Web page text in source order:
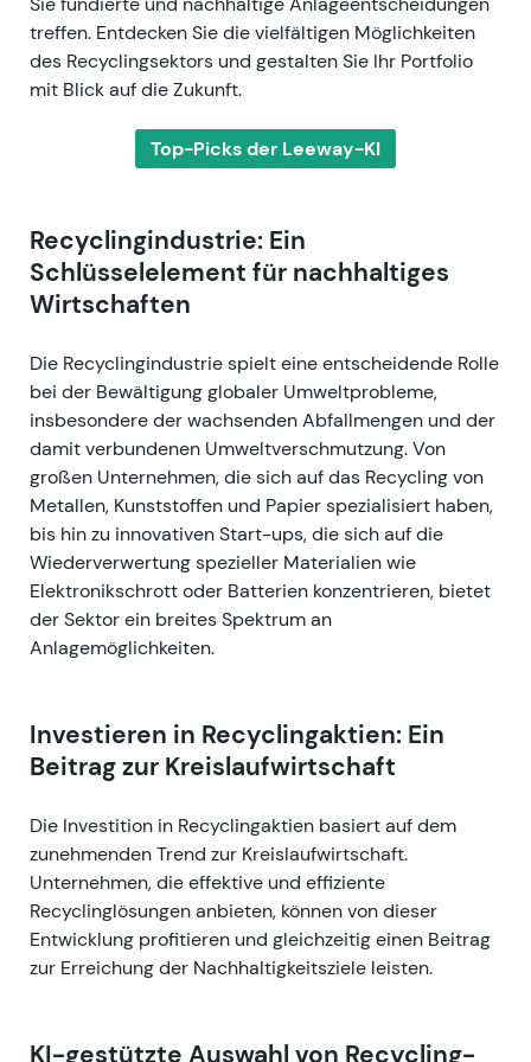
treffen. Entdecken Sie die vielfältigen Möglichkeiten
des Recyclingsektors und gestalten Sie Ihr Portfolio
mit Blick auf die Zukunft.
Top-Picks der Leeway-KI
Recyclingindustrie: Ein
Schlüsselelement für nachhaltiges
Wirtschaften
Die Recyclingindustrie spielt eine entscheidende Rolle
bei der Bewältigung globaler Umweltprobleme,
insbesondere der wachsenden Abfallmengen und der
damit verbundenen Umweltverschmutzung. Von
großen Unternehmen, die sich auf das Recycling von
Metallen, Kunststoffen und Papier spezialisiert haben,
bis hin zu innovativen Start-ups, die sich auf die
Wiederverwertung spezieller Materialien wie
Elektronikschrott oder Batterien konzentrieren, bietet
der Sektor ein breites Spektrum an
Anlagemöglichkeiten.
Investieren in Recyclingaktien: Ein
Beitrag zur Kreislaufwirtschaft
Die Investition in Recyclingaktien basiert auf dem
zunehmenden Trend zur Kreislaufwirtschaft.
Unternehmen, die effektive und effiziente
Recyclinglösungen anbieten, können von dieser
Entwicklung profitieren und gleichzeitig einen Beitrag
zur Erreichung der Nachhaltigkeitsziele leisten.
KI-gestützte Auswahl von Recycling-